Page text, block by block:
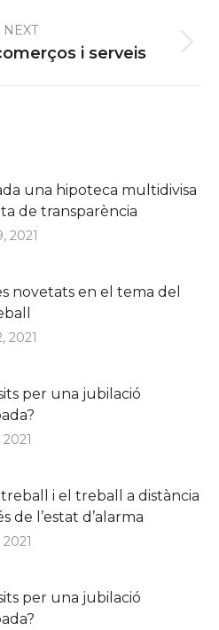
NEXT
Next
i serveis
una hipoteca multidivisa
de transparència
2021
novetats en el tema del
2021
per una jubilació
i el treball a distància
de l’estat d’alarma
per una jubilació